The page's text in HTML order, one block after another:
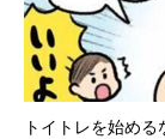
トイトレを始め